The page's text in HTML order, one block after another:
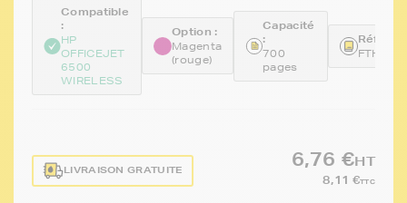
Compatible
:
HP
OFFICEJET
6500
WIRELESS
Option :
Magenta
(rouge)
Capacité
:
700
pages
LIVRAISON GRATUITE
6,76 €HT
8,11 €TTC